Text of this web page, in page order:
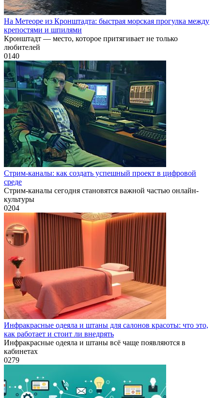
На Метеоре из Кронштадта: быстрая морская прогулка между
крепостями и шпилями
Кронштадт — место, которое притягивает не только
любителей
0140
Стрим-каналы: как создать успешный проект в цифровой
среде
Стрим-каналы сегодня становятся важной частью онлайн-
культуры
0204
Инфракрасные одеяла и штаны для салонов красоты: что это,
как работает и стоит ли внедрять
Инфракрасные одеяла и штаны всё чаще появляются в
кабинетах
0279